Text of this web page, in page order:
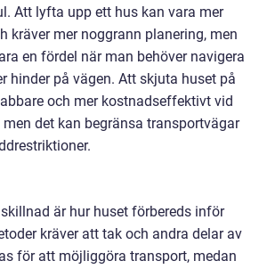
Att lyfta upp ett hus kan vara mer
kräver mer noggrann planering, men
en fördel när man behöver navigera
hinder på vägen. Att skjuta huset på
och mer kostnadseffektivt vid
men det kan begränsa transportvägar
är hur huset förbereds inför
kräver att tak och andra delar av
för att möjliggöra transport, medan